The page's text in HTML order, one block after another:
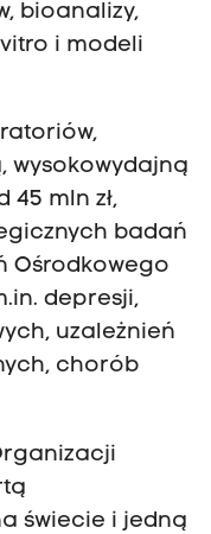
bioanalizy,
i modeli
wysokowydajną
mln zł,
badań
Ośrodkowego
depresji,
uzależnień
chorób
świecie i jedną